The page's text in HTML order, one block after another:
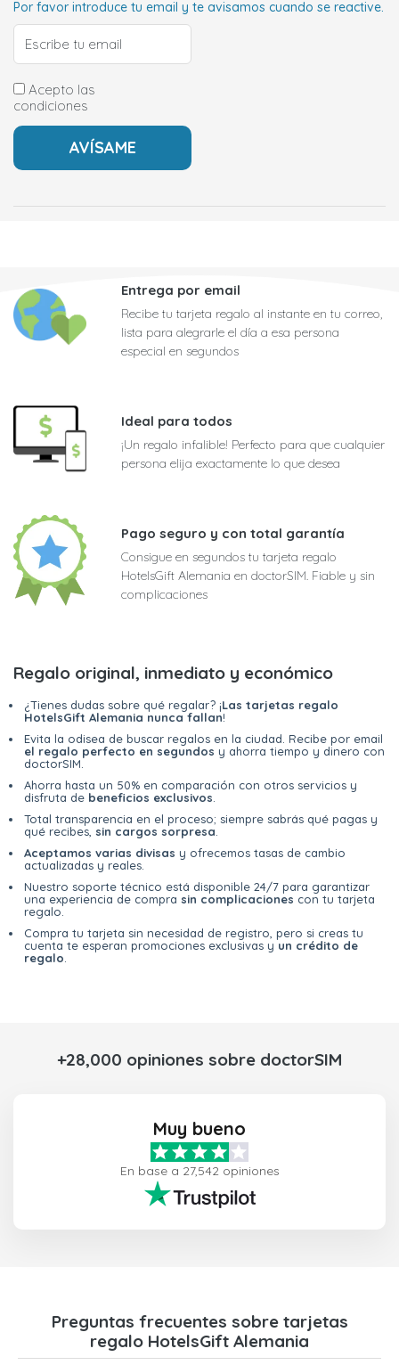
Por favor introduce tu email y te avisamos cuando se reactive.
Acepto las
condiciones
Entrega por email
Recibe tu tarjeta regalo al instante en tu correo,
lista para alegrarle el día a esa persona
especial en segundos
Ideal para todos
¡Un regalo infalible! Perfecto para que cualquier
persona elija exactamente lo que desea
Pago seguro y con total garantía
Consigue en segundos tu tarjeta regalo
HotelsGift Alemania en doctorSIM. Fiable y sin
complicaciones
Regalo original, inmediato y económico
¿Tienes dudas sobre qué regalar? ¡Las tarjetas regalo
HotelsGift Alemania nunca fallan!
Evita la odisea de buscar regalos en la ciudad. Recibe por email
el regalo perfecto en segundos y ahorra tiempo y dinero con
doctorSIM.
Ahorra hasta un 50% en comparación con otros servicios y
disfruta de beneficios exclusivos
Total transparencia en el proceso; siempre sabrás qué pagas y
qué recibes, sin cargos sorpresa
Aceptamos varias divisas y ofrecemos tasas de cambio
actualizadas y reales.
Nuestro soporte técnico está disponible 24/7 para garantizar
una experiencia de compra sin complicaciones con tu tarjeta
regalo.
Compra tu tarjeta sin necesidad de registro, pero si creas tu
cuenta te esperan promociones exclusivas y un crédito de
regalo
+28,000 opiniones sobre doctorSIM
Muy bueno
En base a 27,542 opiniones
Preguntas frecuentes sobre tarjetas
regalo HotelsGift Alemania